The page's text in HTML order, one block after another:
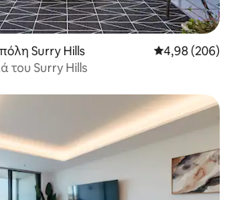
Surry Hills Μέση
4,98 (206)
του Surry Hills